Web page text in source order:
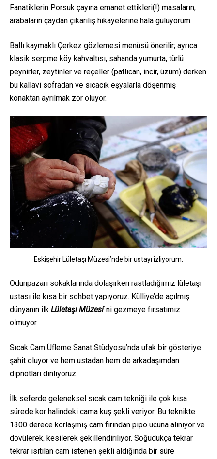
Fanatiklerin Porsuk çayına emanet ettikleri(!) masaların,
arabaların çaydan çıkarılış hikayelerine hala gülüyorum.
Ballı kaymaklı Çerkez gözlemesi menüsü önerilir; ayrıca
klasik serpme köy kahvaltısı, sahanda yumurta, türlü
peynirler, zeytinler ve reçeller (patlıcan, incir, üzüm) derken
bu kallavi sofradan ve sıcacık eşyalarla döşenmiş
konaktan ayrılmak zor oluyor.
Eskişehir Lületaşı Müzesi’nde bir ustayı izliyorum.
Odunpazarı sokaklarında dolaşırken rastladığımız lületaşı
ustası ile kısa bir sohbet yapıyoruz. Külliye’de açılmış
dünyanın ilk Lületaşı Müzesi`ni gezmeye fırsatımız
olmuyor.
Sıcak Cam Üfleme Sanat Stüdyosu’nda ufak bir gösteriye
şahit oluyor ve hem ustadan hem de arkadaşımdan
dipnotları dinliyoruz.
İlk seferde geleneksel sıcak cam tekniği ile çok kısa
sürede kor halindeki cama kuş şekli veriyor. Bu teknikte
1300 derece korlaşmış cam fırından pipo ucuna alınıyor ve
dövülerek, kesilerek şekillendiriliyor. Soğudukça tekrar
tekrar ısıtılan cam istenen şekli aldığında bir süre